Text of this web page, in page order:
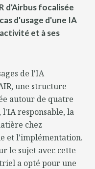
d'Airbus focalisée
d'usage d'une IA
et à ses
de l'IA
une structure
autour de quatre
responsable, la
chez
et l'implémentation.
le sujet avec cette
a opté pour une